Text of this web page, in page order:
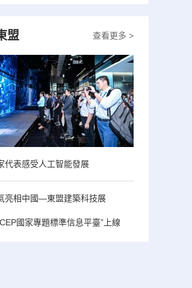
查看更多 >
盟
代表感受人工智能發展
亮相中國—東盟建築科技展
國家專題標準信息平臺”上線